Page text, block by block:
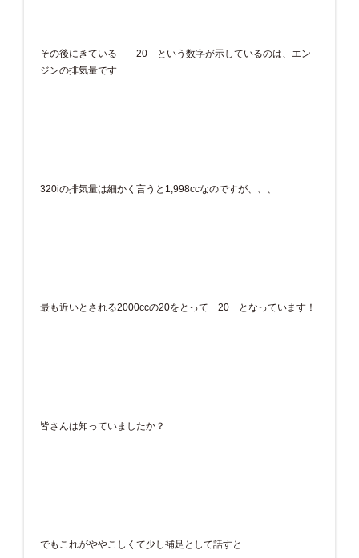
その後にきている 20 という数字が示しているのは、エン
ジンの排気量です
320iの排気量は細かく言うと1,998ccなのですが、、、
最も近いとされる2000ccの20をとって 20 となっています！
皆さんは知っていましたか？
でもこれがややこしくて少し補足として話すと